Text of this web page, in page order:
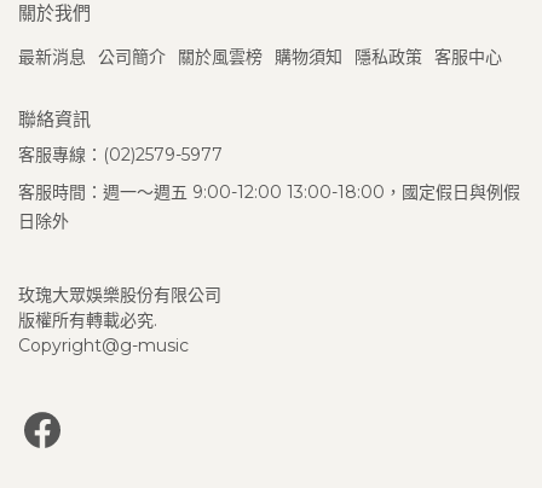
關於我們
最新消息 公司簡介 關於風雲榜 購物須知 隱私政策 客服中心
聯絡資訊
客服專線：(02)2579-5977
客服時間：週一～週五 9:00-12:00 13:00-18:00，國定假日與例假
日除外
玫瑰大眾娛樂股份有限公司
版權所有轉載必究.
Copyright@g-music